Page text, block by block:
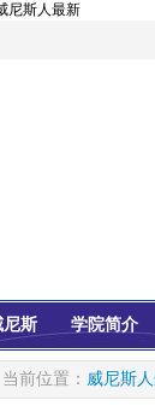
尼斯人最新
尼斯 学院简介
当前位置： 威尼斯